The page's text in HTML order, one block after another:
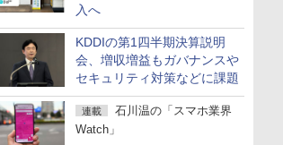
入へ
KDDIの第1四半期決算説明
会、増収増益もガバナンスや
セキュリティ対策などに課題
連載
石川温の「スマホ業界
Watch」